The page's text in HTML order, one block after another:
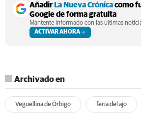
AñadirLa Nueva Crónicacomo
Google de forma gratuita
Mantente informado con las últimas
ACTIVAR AHORA
Archivado en
Veguellina de Órbigo feria del ajo